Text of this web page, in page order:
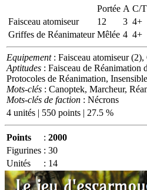
Portée A C/T
Faisceau atomiseur
12 3 4+
Griffes de Réanimateur Mêlée 4 4+
Equipement: Faisceau atomiseur
Aptitudes : Faisceau de Réanimation
Protocoles de Réanimation,
Mots-clés : Canoptek, Marcheur,
Mots-clés de faction : Nécrons
4 unités | 550 points | 27.5 %
Points : 2000
Figurines : 30
Unités
: 14